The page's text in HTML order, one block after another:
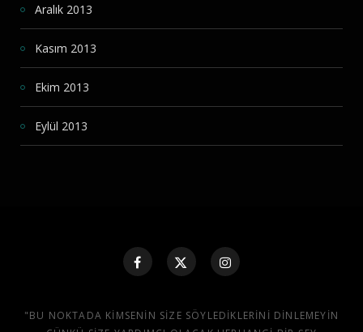
Aralık 2013
Kasım 2013
Ekim 2013
Eylül 2013
"BU NOKTADA KIMSENIN SIZE SÖYLEDIKLERINI DINLEMEYIN